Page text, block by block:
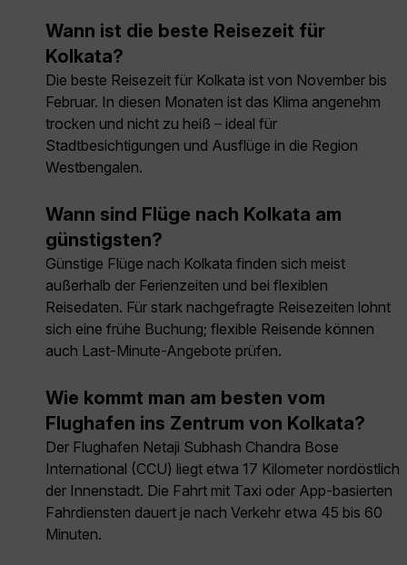
Wann ist die beste Reisezeit für
Kolkata?
Die beste Reisezeit für Kolkata ist von November bis
Februar. In diesen Monaten ist das Klima angenehm
trocken und nicht zu heiß – ideal für
Stadtbesichtigungen und Ausflüge in die Region
Westbengalen.
Wann sind Flüge nach Kolkata am
günstigsten?
Günstige Flüge nach Kolkata finden sich meist
außerhalb der Ferienzeiten und bei flexiblen
Reisedaten. Für stark nachgefragte Reisezeiten lohnt
sich eine frühe Buchung; flexible Reisende können
auch Last-Minute-Angebote prüfen.
Wie kommt man am besten vom
Flughafen ins Zentrum von Kolkata?
Der Flughafen Netaji Subhash Chandra Bose
International (CCU) liegt etwa 17 Kilometer nordöstlich
der Innenstadt. Die Fahrt mit Taxi oder App-basierten
Fahrdiensten dauert je nach Verkehr etwa 45 bis 60
Minuten.